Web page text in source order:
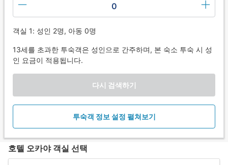
0
객실 1: 성인 2명, 아동 0명
13세를 초과한 투숙객은 성인으로 간주하며, 본 숙소 투숙 시 성
인 요금이 적용됩니다.
다시 검색하기
투숙객 정보 설정 펼쳐보기
호텔 오카야 객실 선택